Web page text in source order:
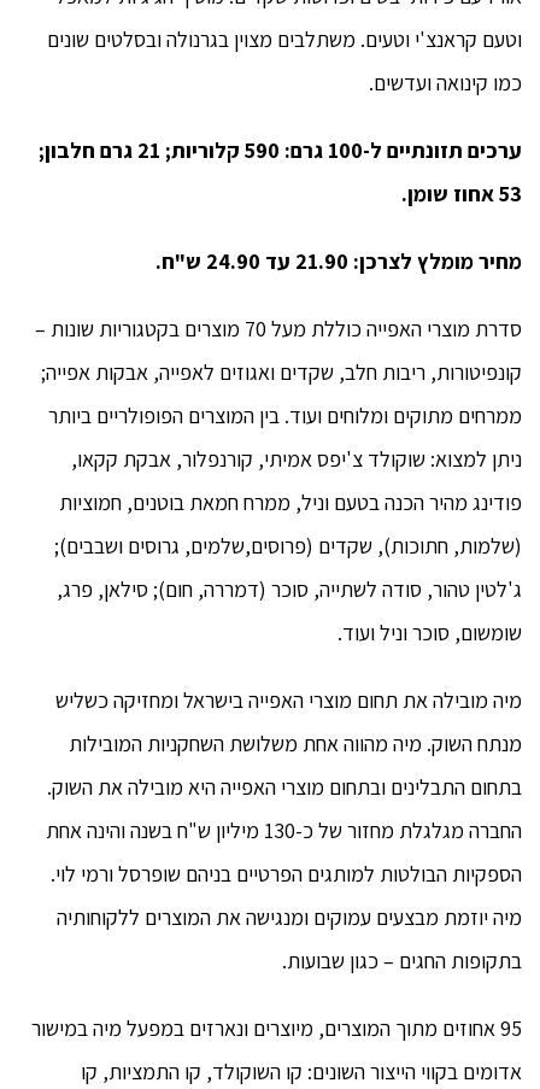
וטעם קראנצ'י וטעים. משתלבים מצוין בגרנולה ובסלטים שונים
כמו קינואה ועדשים.
ערכים תזונתיים ל-100 גרם: 590 קלוריות; 21 גרם חלבון;
53 אחוז שומן.
מחיר מומלץ לצרכן: 21.90 עד 24.90 ש"ח.
סדרת מוצרי האפייה כוללת מעל 70 מוצרים בקטגוריות שונות –
קונפיטורות, ריבות חלב, שקדים ואגוזים לאפייה, אבקות אפייה;
ממרחים מתוקים ומלוחים ועוד. בין המוצרים הפופולריים ביותר
ניתן למצוא: שוקולד צ'יפס אמיתי, קורנפלור, אבקת קקאו,
פודינג מהיר הכנה בטעם וניל, ממרח חמאת בוטנים, חמוציות
(שלמות, חתוכות), שקדים (פרוסים,שלמים, גרוסים ושבבים);
ג'לטין טהור, סודה לשתייה, סוכר (דמררה, חום); סילאן, פרג,
שומשום, סוכר וניל ועוד.
מיה מובילה את תחום מוצרי האפייה בישראל ומחזיקה כשליש
מנתח השוק. מיה מהווה אחת משלושת השחקניות המובילות
בתחום התבלינים ובתחום מוצרי האפייה היא מובילה את השוק.
החברה מגלגלת מחזור של כ-130 מיליון ש"ח בשנה והינה אחת
הספקיות הבולטות למותגים הפרטיים בניהם שופרסל ורמי לוי.
מיה יוזמת מבצעים עמוקים ומנגישה את המוצרים ללקוחותיה
בתקופות החגים – כגון שבועות.
95 אחוזים מתוך המוצרים, מיוצרים ונארזים במפעל מיה במישור
אדומים בקווי הייצור השונים: קו השוקולד, קו התמציות, קו